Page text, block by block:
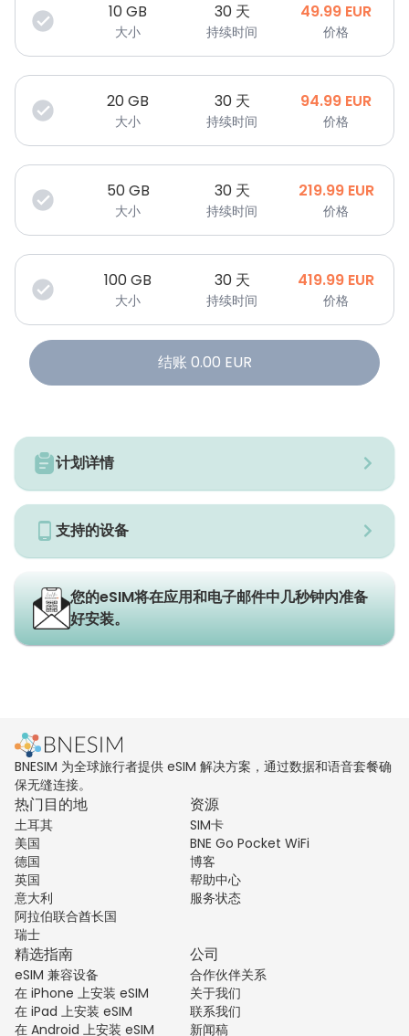
10GB
大小
30 天
持续时间
49.99 EUR
价格
20GB
大小
30 天
持续时间
94.99 EUR
价格
50GB
大小
30 天
持续时间
219.99 EUR
价格
100GB
大小
30 天
持续时间
419.99 EUR
价格
结账 0.00 EUR
计划详情
支持的设备
您的eSIM将在应用和电子邮件中几秒钟内准备
好安装。
BNESIM 为全球旅行者提供 eSIM 解决方案，通过数据和语音套餐确
保无缝连接。
热门目的地
土耳其
美国
德国
英国
意大利
阿拉伯联合酋长国
瑞士
资源
SIM卡
BNE Go Pocket WiFi
博客
帮助中心
服务状态
精选指南
eSIM 兼容设备
在 iPhone 上安装 eSIM
在 iPad 上安装 eSIM
在 Android 上安装 eSIM
公司
合作伙伴关系
关于我们
联系我们
新闻稿